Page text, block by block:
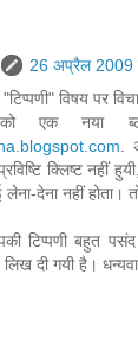
26 अप्रैल 2009
विषय पर
एक नया
.
क्लिष्ट नहीं
देना नहीं होता।
टिप्पणी बहुत
दी गयी है।